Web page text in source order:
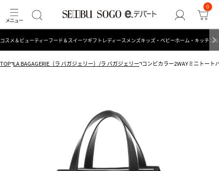
0
コスメ＆ビューティーフード＆スイーツギフト レディース メンズキッズ・ベビーホーム・キッチン
TOP LA BAGAGERIE（ラ バガジェリー）/ラ バガジェリー コンビカラー2WAYミニトート